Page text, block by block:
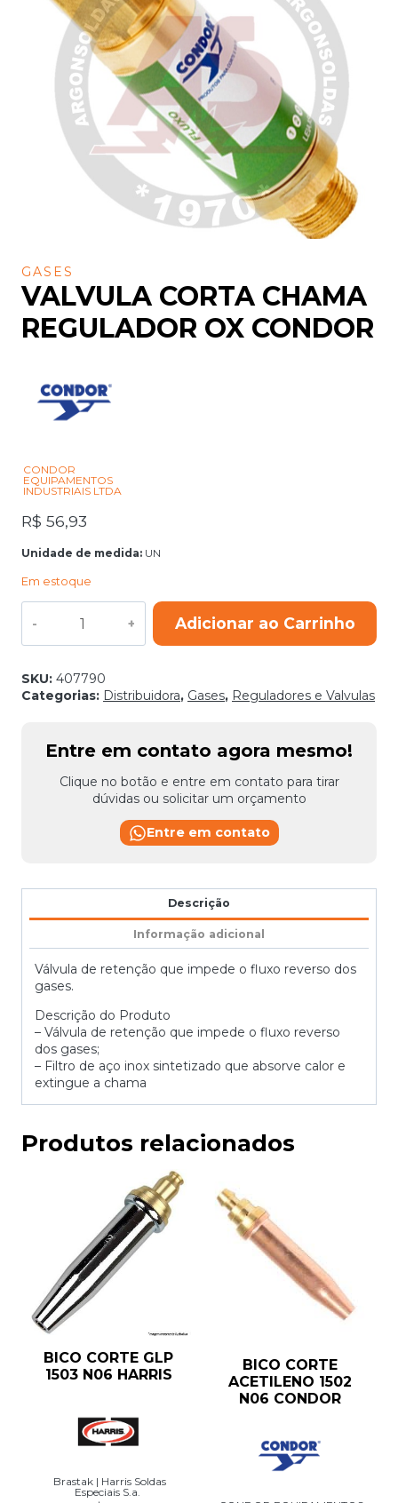
GASES
VALVULA CORTA CHAMA
REGULADOR OX CONDOR
CONDOR
EQUIPAMENTOS
INDUSTRIAIS LTDA
R$ 56,93
Unidade de medida: UN
Em estoque
CORTA
CHAMA
OX
CONDOR
Adicionar ao Carrinho
SKU: 407790
Categorias: Distribuidora, Gases, Reguladores e Valvulas
Entre em contato agora mesmo!
Clique no botão e entre em contato para tirar
dúvidas ou solicitar um orçamento
Entre em contato
Descrição
Informação adicional
Válvula de retenção que impede o fluxo reverso dos
gases.
Descrição do Produto
– Válvula de retenção que impede o fluxo reverso
dos gases;
– Filtro de aço inox sintetizado que absorve calor e
extingue a chama
Produtos relacionados
BICO CORTE GLP
1503 N06 HARRIS
Brastak | Harris Soldas
Especiais S.a.
BICO CORTE
ACETILENO 1502
N06 CONDOR